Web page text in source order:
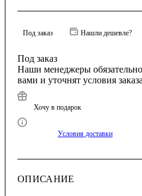
Под заказ Нашли дешевле?
Под заказ
Наши менеджеры
вами и уточнят условия заказа
Хочу в подарок
Условия доставки
ОПИСАНИЕ